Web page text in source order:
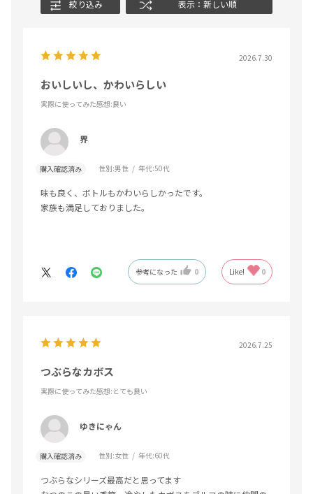
絞り込み 表示：新しい順
2026.7.30
おいしいし、かわいらしい
実際に使ってみた感想:良い
界
購入確認済み 性別:男性 年代:50代
味も良く、ボトルもかわいらしかったです。
家族も満足しておりました。
参考になった 0 Like! 0
2026.7.25
つぶらなカボス
実際に使ってみた感想:とても良い
ゆきにゃん
購入確認済み 性別:女性 年代:60代
つぶらなシリーズ最高だと思ってます